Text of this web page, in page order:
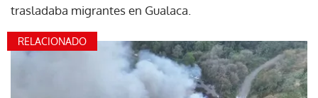
trasladaba migrantes en Gualaca.
RELACIONADO